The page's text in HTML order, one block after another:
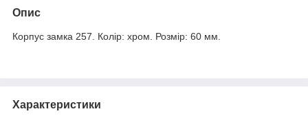
Опис
Корпус замка 257. Колір: хром. Розмір: 60 мм.
Характеристики